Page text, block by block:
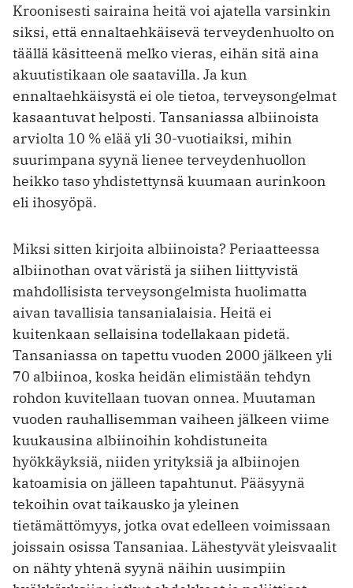
Kroonisesti sairaina heitä voi ajatella varsinkin
siksi, että ennaltaehkäisevä terveydenhuolto on
täällä käsitteenä melko vieras, eihän sitä aina
akuutistikaan ole saatavilla. Ja kun
ennaltaehkäisystä ei ole tietoa, terveysongelmat
kasaantuvat helposti. Tansaniassa albiinoista
arviolta 10 % elää yli 30-vuotiaiksi, mihin
suurimpana syynä lienee terveydenhuollon
heikko taso yhdistettynsä kuumaan aurinkoon
eli ihosyöpä.
Miksi sitten kirjoita albiinoista? Periaatteessa
albiinothan ovat väristä ja siihen liittyvistä
mahdollisista terveysongelmista huolimatta
aivan tavallisia tansanialaisia. Heitä ei
kuitenkaan sellaisina todellakaan pidetä.
Tansaniassa on tapettu vuoden 2000 jälkeen yli
70 albiinoa, koska heidän elimistään tehdyn
rohdon kuvitellaan tuovan onnea. Muutaman
vuoden rauhallisemman vaiheen jälkeen viime
kuukausina albiinoihin kohdistuneita
hyökkäyksiä, niiden yrityksiä ja albiinojen
katoamisia on jälleen tapahtunut. Pääsyynä
tekoihin ovat taikausko ja yleinen
tietämättömyys, jotka ovat edelleen voimissaan
joissain osissa Tansaniaa. Lähestyvät yleisvaalit
on nähty yhtenä syynä näihin uusimpiin